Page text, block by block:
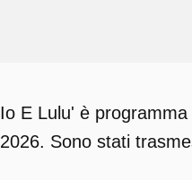
Io E Lulu' è
2026. Sono stati